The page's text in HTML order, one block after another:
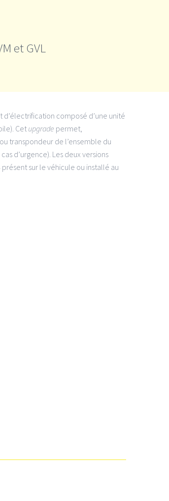
et GVL
d’électrification composé d’une unité
Cet upgrade permet,
transpondeur de l’ensemble du
d’urgence). Les deux versions
sur le véhicule ou installé au